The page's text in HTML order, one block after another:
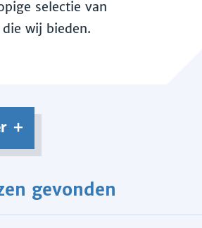
selectie van
wij bieden.
gevonden